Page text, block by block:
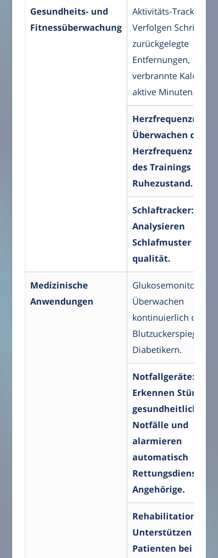
Gesundheits- und
Fitnessüberwachung
Aktivitäts-Tracker:
Verfolgen Schritte,
zurückgelegte
Entfernungen,
verbrannte Kalorien
aktive Minuten.
Überwachen die
Herzfrequenz
des Trainings und
Ruhezustand.
Schlaftracker:
Analysieren
Schlafmuster und -
qualität.
Medizinische
Anwendungen
Glukosemonitore:
Überwachen
kontinuierlich den
Blutzuckerspiegel
Diabetikern.
Notfallgeräte:
Erkennen Stürze
gesundheitliche
Notfälle und
alarmieren
automatisch
Rettungsdienste
Angehörige.
Rehabilitation:
Unterstützen
Patienten bei der